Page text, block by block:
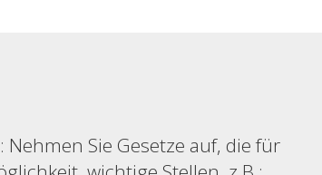
Sie Gesetze auf, die für